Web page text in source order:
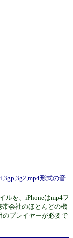
形式の音
ルを、iPhoneはmp4フ
帯会社のほとんどの機
のプレイヤーが必要で